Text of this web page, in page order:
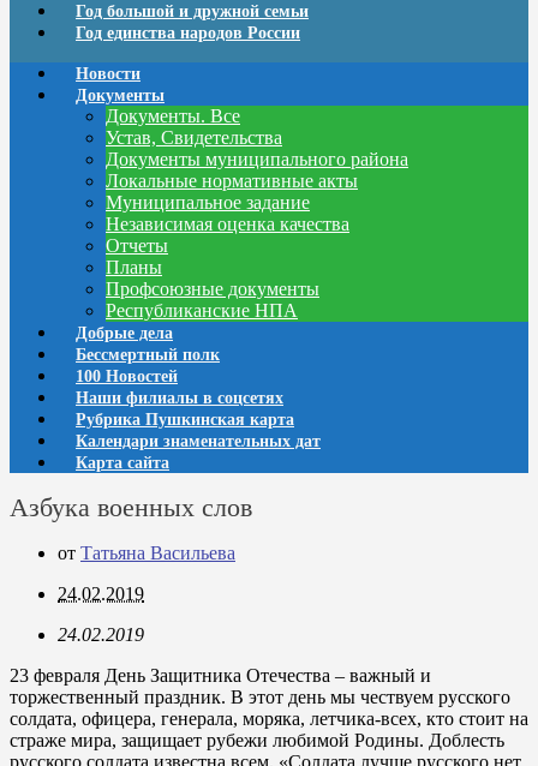
Год большой и дружной семьи
Год единства народов России
Новости
Документы
Документы. Все
Устав, Свидетельства
Документы муниципального района
Локальные нормативные акты
Муниципальное задание
Независимая оценка качества
Отчеты
Планы
Профсоюзные документы
Республиканские НПА
Добрые дела
Бессмертный полк
100 Новостей
Наши филиалы в соцсетях
Рубрика Пушкинская карта
Календари знаменательных дат
Карта сайта
Азбука военных слов
от Татьяна Васильева
24.02.2019
24.02.2019
23 февраля День Защитника Отечества – важный и
торжественный праздник. В этот день мы чествуем русского
солдата, офицера, генерала, моряка, летчика-всех, кто стоит на
страже мира, защищает рубежи любимой Родины. Доблесть
русского солдата известна всем. «Солдата лучше русского нет